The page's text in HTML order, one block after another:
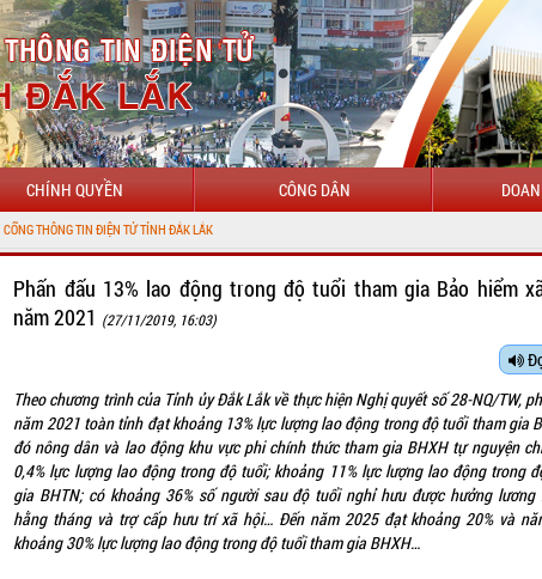
CHÍNH QUYỀN CÔNG DÂN
Phấn đấu 13% lao động trong độ tuổi tham gia Bảo hiểm
năm 2021 (27/11/2019, 16:03)
Theo chương trình của Tỉnh ủy Đắk Lắk về thực hiện Nghị quyết số 28-NQ/TW,
năm 2021 toàn tỉnh đạt khoảng 13% lực lượng lao động trong độ tuổi tham gia
đó nông dân và lao động khu vực phi chính thức tham gia BHXH tự nguyện
0,4% lực lượng lao động trong độ tuổi; khoảng 11% lực lượng lao động trong
gia BHTN; có khoảng 36% số người sau độ tuổi nghỉ hưu được hưởng lương
hằng tháng và trợ cấp hưu trí xã hội… Đến năm 2025 đạt khoảng 20% và
khoảng 30% lực lượng lao động trong độ tuổi tham gia BHXH…